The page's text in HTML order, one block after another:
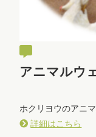
アニマルウ
ホクリヨウのアニ
詳細はこちら